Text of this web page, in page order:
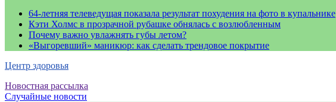
64-летняя телеведущая показала результат похудения на фото в купальнике
Кэти Холмс в прозрачной рубашке обнялась с возлюбленным
Почему важно увлажнять губы летом?
«Выгоревший» маникюр: как сделать трендовое покрытие
Центр здоровья
Новостная рассылка
Случайные новости